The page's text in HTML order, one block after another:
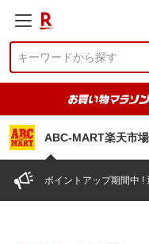
ABC-MART楽天市
ポイントアップ期間中 !